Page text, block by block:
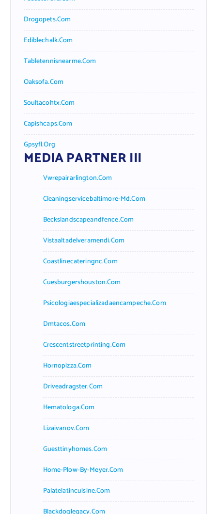
Drogopets.com
Ediblechalk.com
Tabletennisnearme.com
Oaksofa.com
Soultacohtx.com
Capishcaps.com
Gpsyfl.org
MEDIA PARTNER III
Vwrepairarlington.com
Cleaningservicebaltimore-Md.com
Beckslandscapeandfence.com
Vistaaltadelveramendi.com
Coastlinecateringnc.com
Cuesburgershouston.com
Psicologiaespecializadaencampeche.com
Dmtacos.com
Crescentstreetprinting.com
Hornopizza.com
Driveadragster.com
Hematologa.com
Lizaivanov.com
Guesttinyhomes.com
Home-Plow-By-Meyer.com
Palatelatincuisine.com